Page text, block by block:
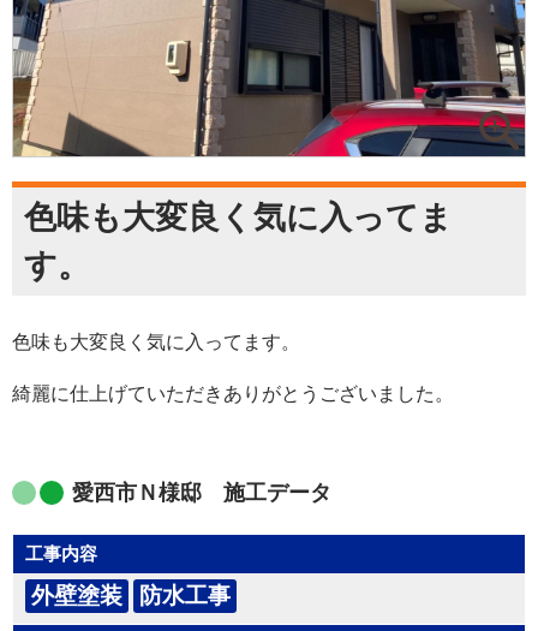
色味も大変良く気に入ってま
す。
色味も大変良く気に入ってます。
綺麗に仕上げていただきありがとうございました。
愛西市Ｎ様邸 施工データ
工事内容
外壁塗装 防水工事